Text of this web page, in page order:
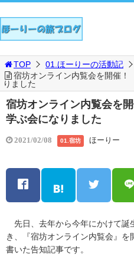
TOP 01.ほーりーの活動記
宿坊オンライン内覧会を開催
りました
宿坊オンライン内覧会を
学ぶ会になりました
2021/02/08 01.宿坊 ほーりー
先日、去年から今年にかけて誕
き、『宿坊オンライン内覧会』
書いた告知記事です。